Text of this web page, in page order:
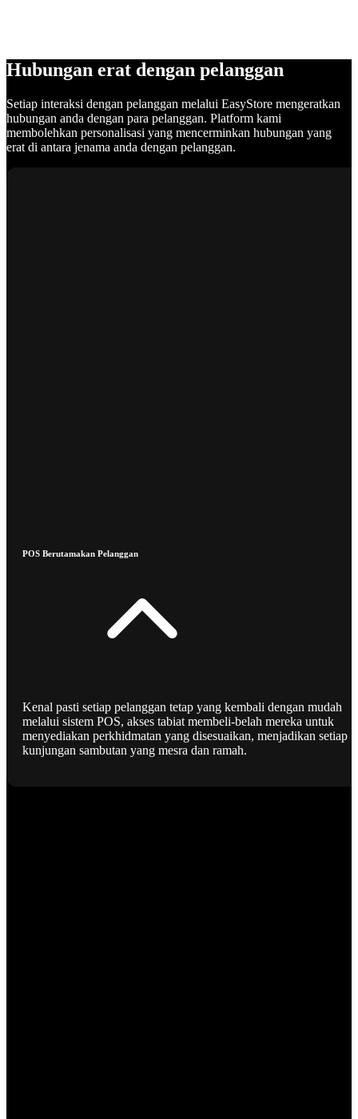
Hubungan erat dengan pelanggan
Setiap interaksi dengan pelanggan melalui EasyStore mengeratkan
hubungan anda dengan para pelanggan. Platform kami
membolehkan personalisasi yang mencerminkan hubungan yang
erat di antara jenama anda dengan pelanggan.
POS Berutamakan Pelanggan
Kenal pasti setiap pelanggan tetap yang kembali dengan mudah
melalui sistem POS, akses tabiat membeli-belah mereka untuk
menyediakan perkhidmatan yang disesuaikan, menjadikan setiap
kunjungan sambutan yang mesra dan ramah.